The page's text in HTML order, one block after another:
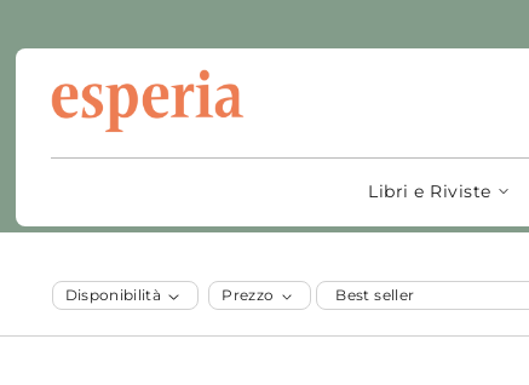
Libri e Riviste
C
o
l
l
Campane
Disponibilità Prezzo